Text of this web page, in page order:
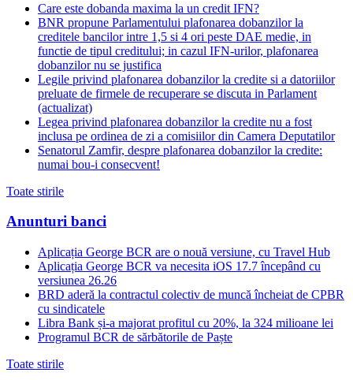
Care este dobanda maxima la un credit IFN?
BNR propune Parlamentului plafonarea dobanzilor la
creditele bancilor intre 1,5 si 4 ori peste DAE medie, in
functie de tipul creditului; in cazul IFN-urilor, plafonarea
dobanzilor nu se justifica
Legile privind plafonarea dobanzilor la credite si a datoriilor
preluate de firmele de recuperare se discuta in Parlament
(actualizat)
Legea privind plafonarea dobanzilor la credite nu a fost
inclusa pe ordinea de zi a comisiilor din Camera Deputatilor
Senatorul Zamfir, despre plafonarea dobanzilor la credite:
numai bou-i consecvent!
Toate stirile
Anunturi banci
Aplicația George BCR are o nouă versiune, cu Travel Hub
Aplicația George BCR va necesita iOS 17.7 începând cu
versiunea 26.26
BRD aderă la contractul colectiv de muncă încheiat de CPBR
cu sindicatele
Libra Bank și-a majorat profitul cu 20%, la 324 milioane lei
Programul BCR de sărbătorile de Paște
Toate stirile